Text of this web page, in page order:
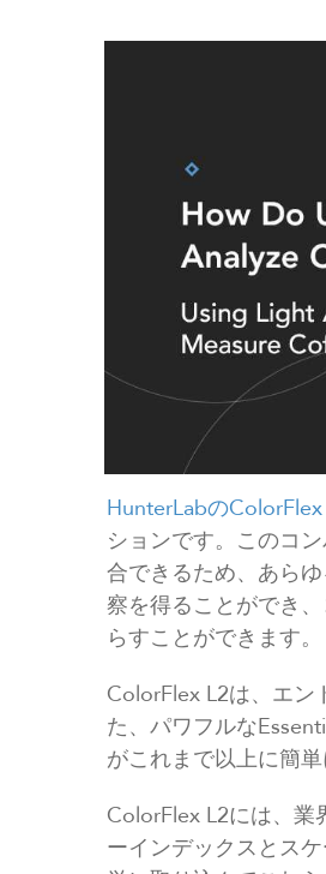
HunterLabのColorFlex
ションです。このコ
合できるため、あら
察を得ることができ
らすことができます。
ColorFlex L2は、エン
た、パワフルな
がこれまで以上に簡単
ColorFlex L2には、業
ーインデックスとス